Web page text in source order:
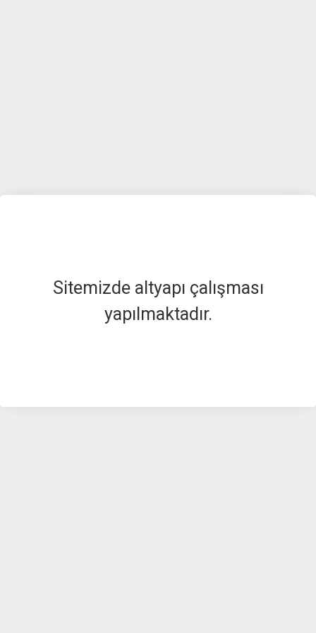
Sitemizde altyapı çalışması
yapılmaktadır.